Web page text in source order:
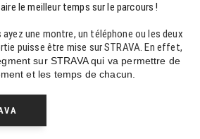
le meilleur temps sur le parcours !
ayez une montre, un téléphone ou les deux
puisse être mise sur STRAVA. En effet,
sur STRAVA qui va permettre de
et les temps de chacun.